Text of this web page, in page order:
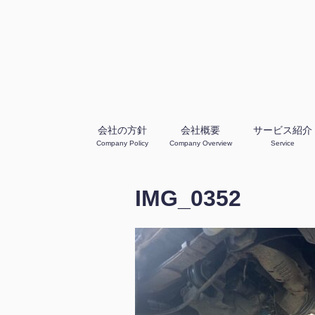
会社の方針
Company Policy
会社概要
Company Overview
サービス紹介
Service
IMG_0352